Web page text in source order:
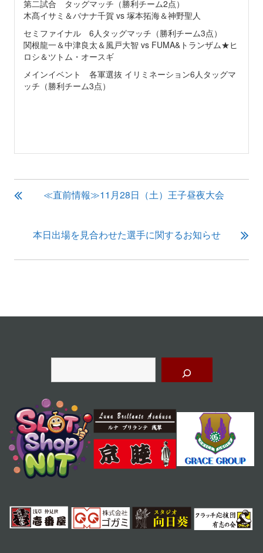
第二試合 タッグマッチ（勝利チーム2点）
木髙イサミ＆バナナ千賀 vs 塚本拓海＆神野聖人
セミファイナル 6人タッグマッチ（勝利チーム3点）
関根龍一＆中津良太＆風戸大智 vs FUMA&トランザム★ヒ
ロシ＆ツトム・オースギ
メインイベント 各軍選抜 イリミネーション6人タッグマ
ッチ（勝利チーム3点）
投
稿
ゲ
ョ
≪直前情報≫11月28日（土）王子昼夜大会
本日出場を見合わせた選手に関するお知らせ